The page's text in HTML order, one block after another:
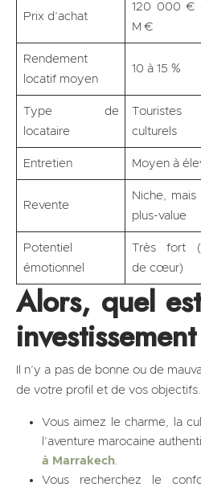
Prix d’achat
120 000 €
M €
Rendement
locatif moyen
10 à 15 %
Type de
locataire
Touristes
culturels
Entretien Moyen à
Revente
Niche,
plus-value
Potentiel
émotionnel
Très fort
de cœur)
Alors, quel
Il n’y a pas de bonne ou de
de votre profil et de vos objectifs.
Vous aimez le charme, la
l’aventure marocaine
à Marrakech.
Vous recherchez le